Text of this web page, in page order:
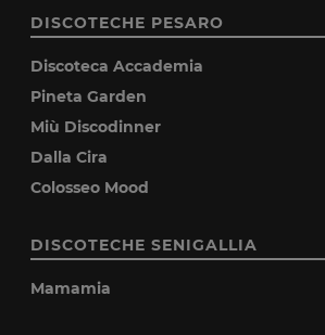
DISCOTECHE PESARO
Discoteca Accademia
Pineta Garden
Miù Discodinner
Dalla Cira
Colosseo Mood
DISCOTECHE SENIGALLIA
Mamamia